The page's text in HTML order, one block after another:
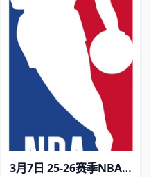
3月7日 25-26赛季NBA常规赛 鹈鹕VS太阳